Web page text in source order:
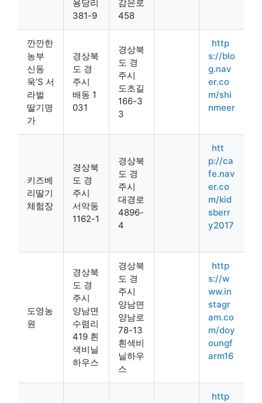
용당리
381-9
감은로
458
깐깐한
농부
신동
욱’S 서
라벌
딸기명
가
경상북
도 경
주시
배동 1
031
경상북
도 경
주시
도초길
166-3
3
http
s://blo
g.nav
er.co
m/shi
nmeer
키즈베
리딸기
체험장
경상북
도 경
주시
서악동
1162-1
경상북
도 경
주시
대경로
4896-
4
htt
p://ca
fe.nav
er.co
m/kid
sberr
y2017
도영농
원
경상북
도 경
주시
양남면
수렴리
419 흰
색비닐
하우스
경상북
도 경
주시
양남면
양남로
78-13
흰색비
닐하우
스
http
s://w
ww.in
stagr
am.co
m/doy
oungf
arm16
http